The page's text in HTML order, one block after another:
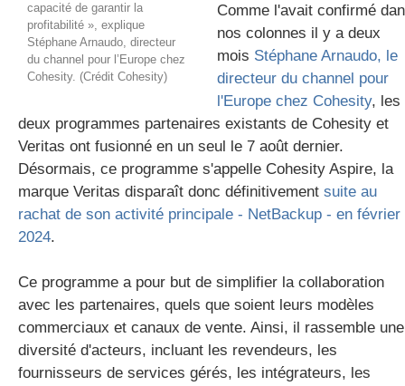
capacité de garantir la
profitabilité », explique
Stéphane Arnaudo, directeur
du channel pour l’Europe chez
Cohesity. (Crédit Cohesity)
Comme l'avait confirmé
nos colonnes il y a deux
mois Stéphane Arnaudo, le
directeur du channel pour
l'Europe chez Cohesity, les
deux programmes partenaires existants de Cohesity et
Veritas ont fusionné en un seul le 7 août dernier.
Désormais, ce programme s'appelle Cohesity Aspire, la
marque Veritas disparaît donc définitivement suite au
rachat de son activité principale - NetBackup - en février
2024.
Ce programme a pour but de simplifier la collaboration
avec les partenaires, quels que soient leurs modèles
commerciaux et canaux de vente. Ainsi, il rassemble une
diversité d'acteurs, incluant les revendeurs, les
fournisseurs de services gérés, les intégrateurs, les